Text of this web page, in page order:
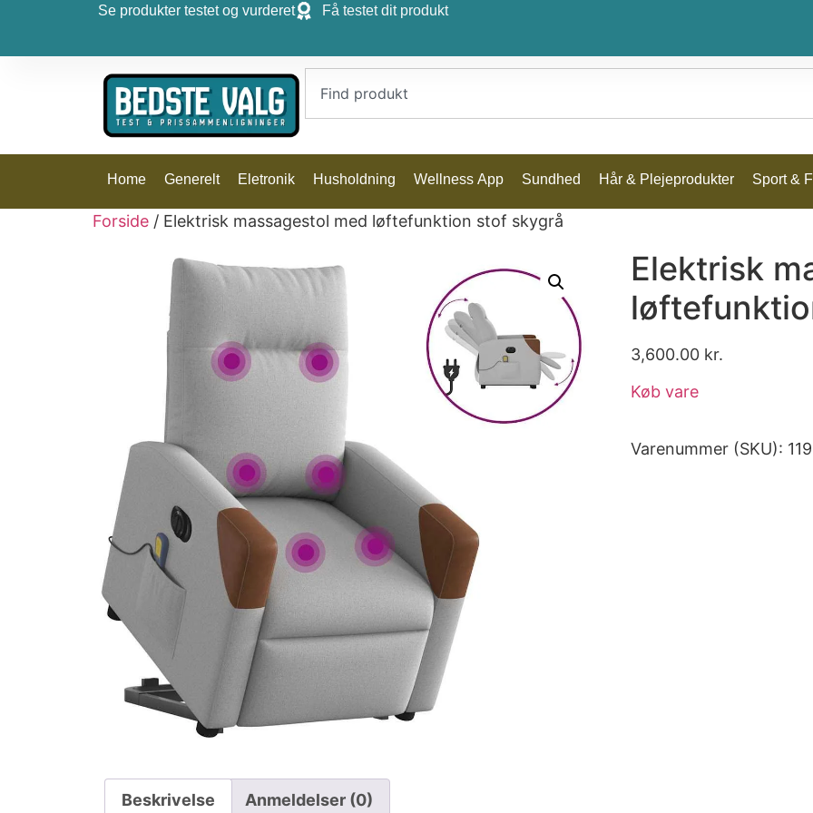
Se produkter testet og vurderet Få testet dit produkt
Home Generelt Eletronik Husholdning Wellness App Sundhed Hår & Plejeprodukter Sport &
Forside / Elektrisk massagestol med løftefunktion stof skygrå
Elektrisk
3,600.00 kr.
Køb vare
Varenummer (SKU):
Beskrivelse Anmeldelser (0)